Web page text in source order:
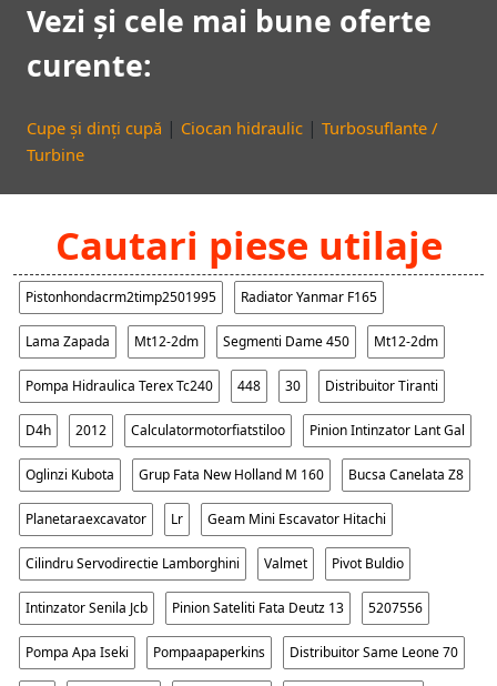
Vezi și cele mai bune oferte
curente:
Cupe și dinți cupă | Ciocan hidraulic | Turbosuflante /
Turbine
Cautari piese utilaje
Pistonhondacrm2timp2501995 Radiator Yanmar F165
Lama Zapada Mt12-2dm Segmenti Dame 450 Mt12-2dm
Pompa Hidraulica Terex Tc240 448 30 Distribuitor Tiranti
D4h 2012 Calculatormotorfiatstiloo Pinion Intinzator Lant Gal
Oglinzi Kubota Grup Fata New Holland M 160 Bucsa Canelata Z8
Planetaraexcavator Lr Geam Mini Escavator Hitachi
Cilindru Servodirectie Lamborghini Valmet Pivot Buldio
Intinzator Senila Jcb Pinion Sateliti Fata Deutz 13 5207556
Pompa Apa Iseki Pompaapaperkins Distribuitor Same Leone 70